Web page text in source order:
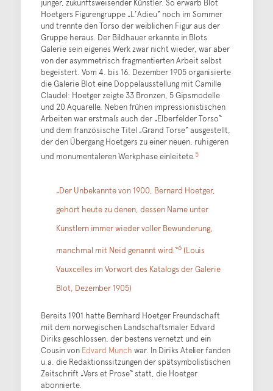
junger, zukunftsweisender Künstler. So erwarb Blot
Hoetgers Figurengruppe „L’Adieu“ noch im Sommer
und trennte den Torso der weiblichen Figur aus der
Gruppe heraus. Der Bildhauer erkannte in Blots
Galerie sein eigenes Werk zwar nicht wieder, war aber
von der asymmetrisch fragmentierten Arbeit selbst
begeistert. Vom 4. bis 16. Dezember 1905 organisierte
die Galerie Blot eine Doppelausstellung mit Camille
Claudel: Hoetger zeigte 33 Bronzen, 5 Gipsmodelle
und 20 Aquarelle. Neben frühen impressionistischen
Arbeiten war erstmals auch der „Elberfelder Torso“
und dem französische Titel „Grand Torse“ ausgestellt,
der den Übergang Hoetgers zu einer neuen, ruhigeren
und monumentaleren Werkphase einleitete.5
„Der Unbekannte von 1900, Bernard Hoetger,
gehört heute zu denen, dessen Name unter
Künstlern immer wieder voller Bewunderung,
manchmal mit Neid genannt wird.“6(Louis
Vauxcelles im Vorwort des Katalogs der Galerie
Blot, Dezember 1905)
Bereits 1901 hatte Bernhard Hoetger Freundschaft
mit dem norwegischen Landschaftsmaler Edvard
Diriks geschlossen, der bestens vernetzt und ein
Cousin von Edvard Munch war. In Diriks Atelier fanden
u.a. die Redaktionssitzungen der spätsymbolistischen
Zeitschrift „Vers et Prose“ statt, die Hoetger
abonnierte.